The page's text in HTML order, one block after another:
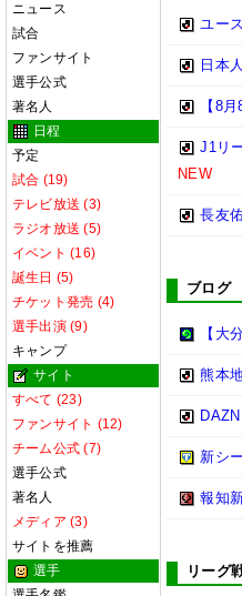
ニュース
試合
ファンサイト
選手公式
著名人
日程
予定
試合 (19)
テレビ放送 (3)
ラジオ放送 (5)
イベント (16)
誕生日 (5)
チケット発売 (4)
選手出演 (9)
キャンプ
サイト
すべて (23)
ファンサイト (12)
チーム公式 (7)
選手公式
著名人
メディア (3)
サイトを推薦
選手
ユー
日本
【8
J1リ
NEW
長友
ブログ
【大
熊本
新シ
報知
リーグ